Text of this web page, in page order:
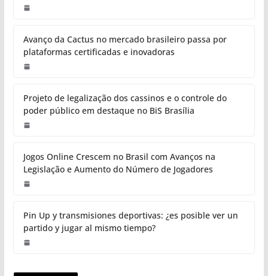
Avanço da Cactus no mercado brasileiro passa por
plataformas certificadas e inovadoras
Projeto de legalização dos cassinos e o controle do
poder público em destaque no BiS Brasília
Jogos Online Crescem no Brasil com Avanços na
Legislação e Aumento do Número de Jogadores
Pin Up y transmisiones deportivas: ¿es posible ver un
partido y jugar al mismo tiempo?